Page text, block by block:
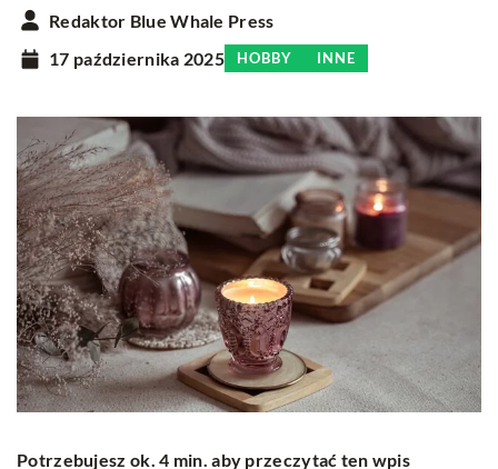
Redaktor Blue Whale Press
17 października 2025
HOBBY INNE
Potrzebujesz ok. 4 min. aby przeczytać ten wpis